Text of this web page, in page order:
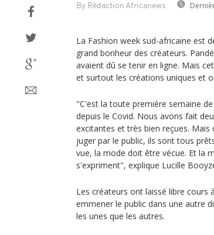
By Rédaction Africanews
La Fashion week sud-africaine est
grand bonheur des créateurs.
avaient dû se tenir en ligne. Mais
et surtout les créations uniques et
"C'est la toute première semaine
depuis le Covid. Nous avons fait
excitantes et très bien reçues.
juger par le public, ils sont tous
vue, la mode doit être vécue. Et la
s'expriment", explique Lucille
Les créateurs ont laissé libre
emmener le public dans une autre
les unes que les autres.